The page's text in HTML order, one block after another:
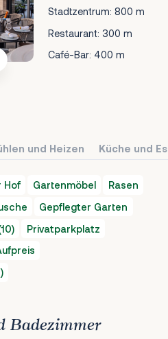
Stadtzentrum: 800 m
Restaurant: 300 m
Café-Bar: 400 m
und Heizen Küche und
Hof Gartenmöbel
Rasen
Gepflegter Garten
Privatparkplatz
Badezimmer